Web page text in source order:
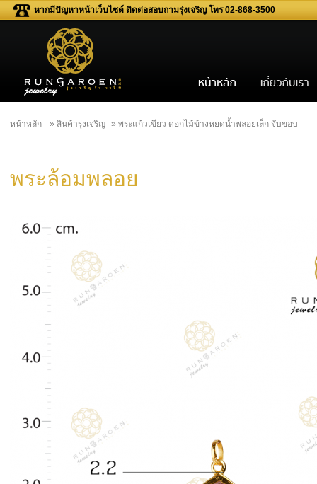
หากมีปัญหาหน้าเว็บไซต์ ติดต่อสอบถามรุ่งเจริญ โทร 02-868-3500
หน้าหลัก » สินค้ารุ่งเจริญ » พระแก้วเขียว ดอกไม้ข้างหยดน้ำพลอยเล็ก จับขอบ
พระล้อมพลอย